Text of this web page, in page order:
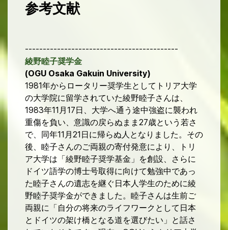
参考文献
-------------------------------------------
綾野睦子奨学金
(OGU Osaka Gakuin University)
1981年からロータリー奨学生としてトリア大学
の大学院に留学されていた綾野睦子さんは、
1983年11 月17日、大学へ通う途中強盗に襲われ
重傷を負い、意識の戻らぬまま 27歳という若さ
で、同年11 月21 日に帰らぬ人となりました。その
後、睦子さんのご両親の寄付発意により、トリ
ア大学は「綾野睦子奨学基金」を創設、さらに
ドイツ語学の博士号取得に向けて勉強中であっ
た睦子さんの遺志を継ぐ日本人学生のために綾
野睦子奨学金ができました。睦子さんは生前ご
両親に「自分の将来のライフワークとして日本
とドイツの架け橋となる道を選びたい」と話さ